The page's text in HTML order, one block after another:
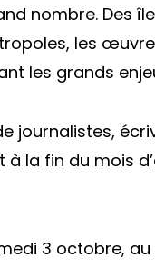
nombre. Des
les
les grands
journalistes,
à la fin du mois
3 octobre,